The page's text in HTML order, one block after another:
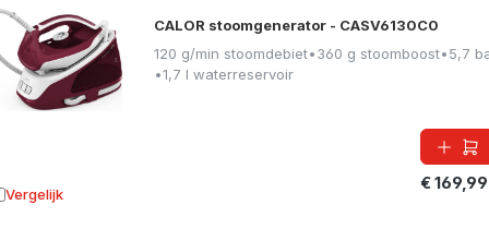
CALOR stoomgenerator - CASV6130C0
120 g/min stoomdebiet•360 g stoomboost•5,7
•1,7 l waterreservoir
€ 169,99
Vergelijk aan vergelijking